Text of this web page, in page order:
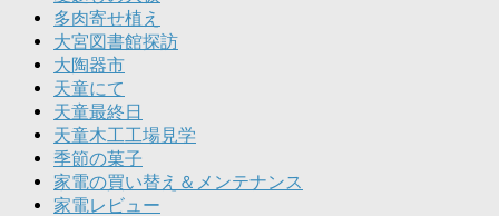
多肉寄せ植え
大宮図書館探訪
大陶器市
天童にて
天童最終日
天童木工工場見学
季節の菓子
家電の買い替え＆メンテナンス
家電レビュー